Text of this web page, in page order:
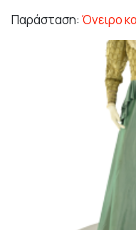
Παράσταση: Όνειρο